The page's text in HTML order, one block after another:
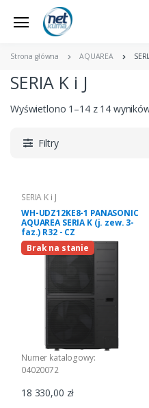
Strona główna AQUAREA
SERIA K i J
Wyświetlono 1–14 z 14
Filtry
SERIA K i J
WH-UDZ12KE8-1 PANASONIC
AQUAREA SERIA K (j. zew. 3-
faz.) R32 - CZ
Brak na stanie
Numer katalogowy:
04020072
18 330,00 zł